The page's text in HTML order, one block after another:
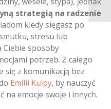
strategią na radzenie
kiedy sięgasz po
stresu lub
Ciebie sposoby
potrzeb. Z całego
się z komunikacją bez
Emilii Kulpy, by nauczyć
na emocje swoje i innych.